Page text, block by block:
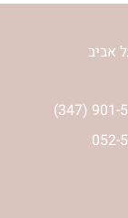
ראשון
(347) 901-